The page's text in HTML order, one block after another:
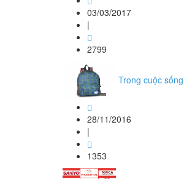
03/03/2017
|
2799
Trong cuộc
28/11/2016
|
1353